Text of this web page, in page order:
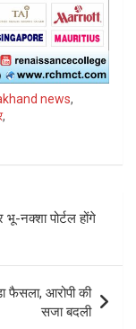
news,
,
नक्शा पोर्टल होंगे
फैसला, आरोपी की
सजा बदली